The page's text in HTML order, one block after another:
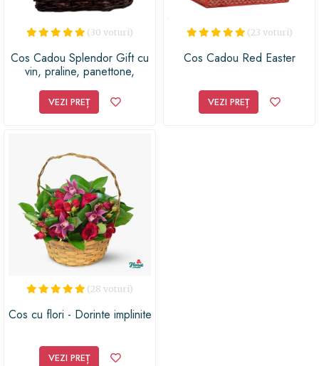
(30 voturi)
Cos Cadou Splendor Gift cu
vin, praline, panettone,
VEZI PREȚ
(23 voturi)
Cos Cadou Red Easter
VEZI PREȚ
(28 voturi)
Cos cu flori - Dorinte implinite
VEZI PREȚ